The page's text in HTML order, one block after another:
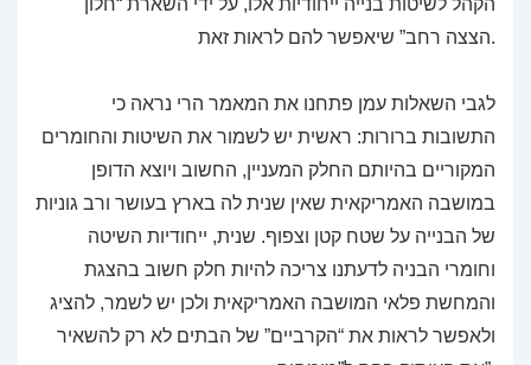
הקהל לשיטות בנייה ייחודיות אלו, על ידי השארת “חלון
הצצה רחב” שיאפשר להם לראות זאת.
לגבי השאלות עמן פתחנו את המאמר הרי נראה כי
התשובות ברורות: ראשית יש לשמור את השיטות והחומרים
המקוריים בהיותם החלק המעניין, החשוב ויוצא הדופן
במושבה האמריקאית שאין שנית לה בארץ בעושר ורב גוניות
של הבנייה על שטח קטן וצפוף. שנית, ייחודיות השיטה
וחומרי הבניה לדעתנו צריכה להיות חלק חשוב בהצגת
והמחשת פלאי המושבה האמריקאית ולכן יש לשמר, להציג
ולאפשר לראות את “הקרביים” של הבתים לא רק להשאיר